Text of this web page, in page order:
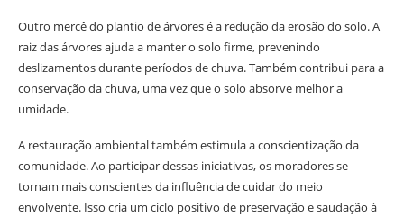
Outro mercê do plantio de árvores é a redução da erosão do solo. A
raiz das árvores ajuda a manter o solo firme, prevenindo
deslizamentos durante períodos de chuva. Também contribui para a
conservação da chuva, uma vez que o solo absorve melhor a
umidade.
A restauração ambiental também estimula a conscientização da
comunidade. Ao participar dessas iniciativas, os moradores se
tornam mais conscientes da influência de cuidar do meio
envolvente. Isso cria um ciclo positivo de preservação e saudação à